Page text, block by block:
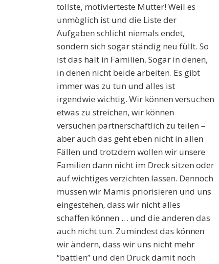
tollste, motivierteste Mutter! Weil es
unmöglich ist und die Liste der
Aufgaben schlicht niemals endet,
sondern sich sogar ständig neu füllt. So
ist das halt in Familien. Sogar in denen,
in denen nicht beide arbeiten. Es gibt
immer was zu tun und alles ist
irgendwie wichtig. Wir können versuchen
etwas zu streichen, wir können
versuchen partnerschaftlich zu teilen –
aber auch das geht eben nicht in allen
Fällen und trotzdem wollen wir unsere
Familien dann nicht im Dreck sitzen oder
auf wichtiges verzichten lassen. Dennoch
müssen wir Mamis priorisieren und uns
eingestehen, dass wir nicht alles
schaffen können … und die anderen das
auch nicht tun. Zumindest das können
wir ändern, dass wir uns nicht mehr
“battlen” und den Druck damit noch